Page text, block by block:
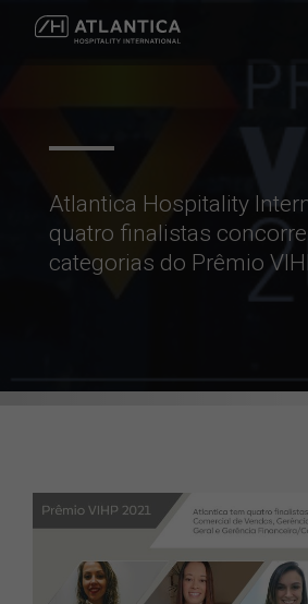
Atlantica Hospitality
quatro finalistas
categorias do Prêmio